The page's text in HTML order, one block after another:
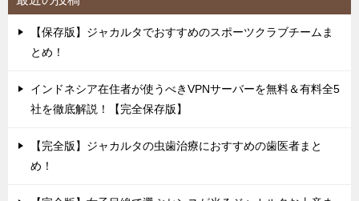
【保存版】ジャカルタでおすすめのスポーツクラブチームま
とめ！
インドネシア在住者が使うべきVPNサーバーを無料＆有料全5
社を徹底解説！【完全保存版】
【完全版】ジャカルタの虫歯治療におすすめの歯医者まと
め！